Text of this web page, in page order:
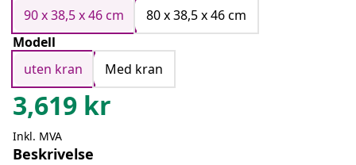
90 x 38,5 x 46 cm
80 x 38,5 x 46 cm
Modell
uten kran
Med kran
3,619 kr
Inkl. MVA
Beskrivelse